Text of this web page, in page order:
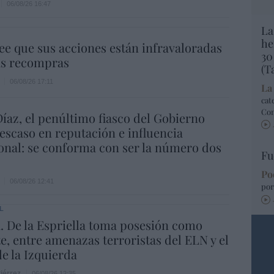
que sus acciones están infravaloradas
recompras
el penúltimo fiasco del Gobierno
en reputación e influencia
se conforma con ser la número dos
De la Espriella toma posesión como
entre amenazas terroristas del ELN y el
la Izquierda